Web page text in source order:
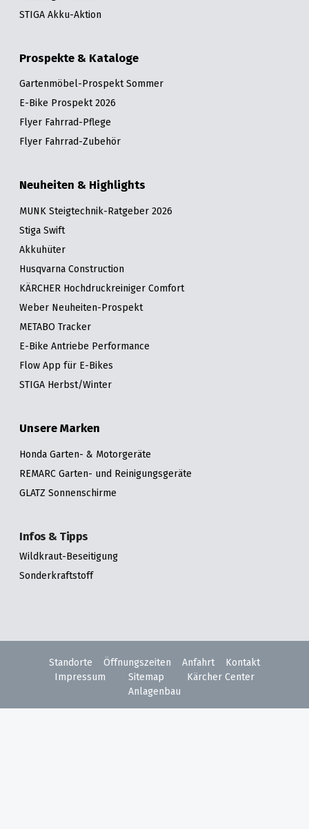
STIGA Akku-Aktion
Prospekte & Kataloge
Gartenmöbel-Prospekt Sommer
E-Bike Prospekt 2026
Flyer Fahrrad-Pflege
Flyer Fahrrad-Zubehör
Neuheiten & Highlights
MUNK Steigtechnik-Ratgeber 2026
Stiga Swift
Akkuhüter
Husqvarna Construction
KÄRCHER Hochdruckreiniger Comfort
Weber Neuheiten-Prospekt
METABO Tracker
E-Bike Antriebe Performance
Flow App für E-Bikes
STIGA Herbst/Winter
Unsere Marken
Honda Garten- & Motorgeräte
REMARC Garten- und Reinigungsgeräte
GLATZ Sonnenschirme
Infos & Tipps
Wildkraut-Beseitigung
Sonderkraftstoff
Standorte Öffnungszeiten Anfahrt
Kontakt
Impressum
Sitemap
Kärcher Center
Anlagenbau